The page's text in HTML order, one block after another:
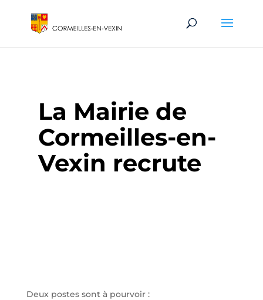
La Mairie de
Cormeilles-en-
Vexin recrute
Deux postes sont à pourvoir :